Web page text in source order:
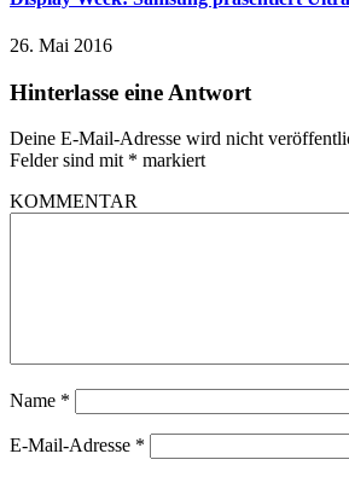
26. Mai 2016
Hinterlasse eine Antwort
Deine E-Mail-Adresse wird nicht
Felder sind mit * markiert
KOMMENTAR
Name *
E-Mail-Adresse *